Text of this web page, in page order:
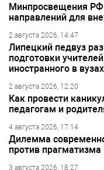
Минпросвещения РФ
направлений для
2 августа 2026, 14:47
Липецкий педвуз
подготовки
иностранного в
2 августа 2026, 12:20
Как провести
педагогам и
4 августа 2026, 17:14
Дилемма
против
3 августа 2026, 18:27